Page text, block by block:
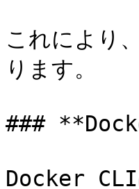
これにより
ります。
###
Docker CLI